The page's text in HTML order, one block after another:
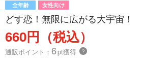
全年齢 女性向け
どす恋！無限に広がる大宇宙！
660円（税込）
通販ポイント： 6pt獲得 ？